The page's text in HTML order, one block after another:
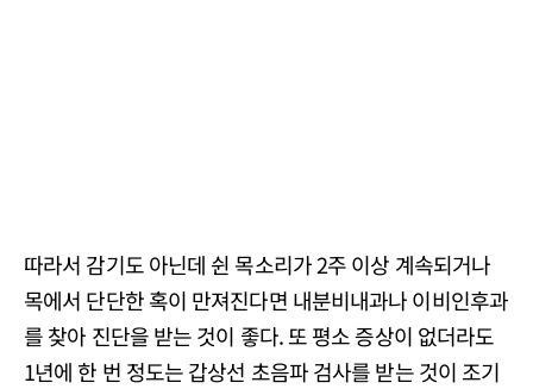
따라서 감기도 아닌데 쉰 목소리가 2주 이상 계속되거나
목에서 단단한 혹이 만져진다면 내분비내과나 이비인후과
를 찾아 진단을 받는 것이 좋다. 또 평소 증상이 없더라도
1년에 한 번 정도는 갑상선 초음파 검사를 받는 것이 조기